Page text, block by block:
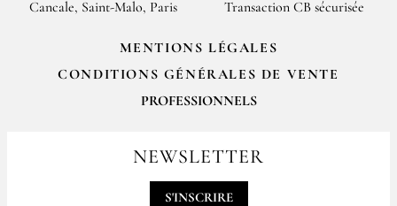
Cancale, Saint-Malo, Paris
Transaction CB sécurisée
MENTIONS LÉGALES
CONDITIONS GÉNÉRALES DE VENTE
PROFESSIONNELS
contact@epices-roellinger.comNEWSLETTER
S'INSCRIRE